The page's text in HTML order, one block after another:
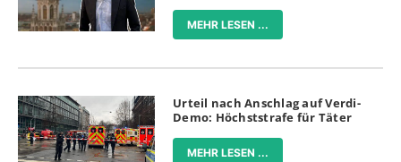
MEHR LESEN ...
Urteil nach Anschlag auf Verdi-
Demo: Höchststrafe für Täter
MEHR LESEN ...